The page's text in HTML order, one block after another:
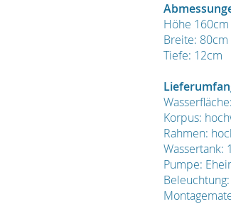
Höhe 160cm
Breite: 80cm
Tiefe: 12cm
Korpus:
Rahmen:
Wassertank:
Pumpe: